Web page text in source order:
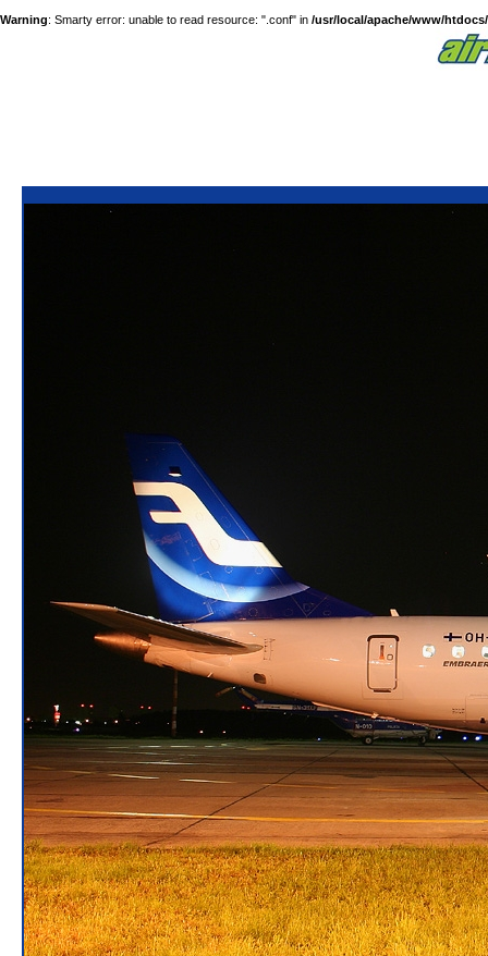
Warning: Smarty error: unable to read resource: ".conf" in /usr/local/apache/www/